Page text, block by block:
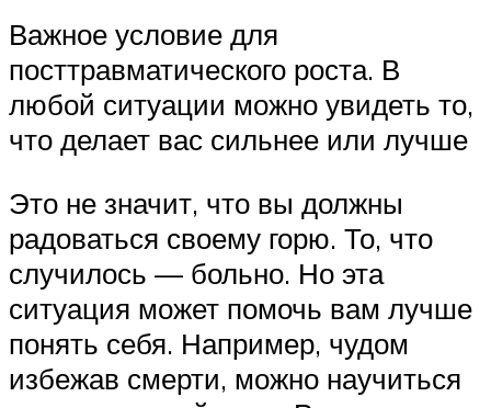
Важное условие для
посттравматического роста. В
любой ситуации можно увидеть то,
что делает вас сильнее или лучше
Это не значит, что вы должны
радоваться своему горю. То, что
случилось — больно. Но эта
ситуация может помочь вам лучше
понять себя. Например, чудом
избежав смерти, можно научиться